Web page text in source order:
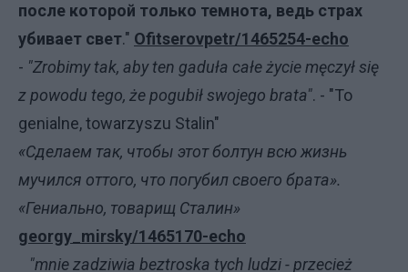
после которой только темнота, ведь страх
убивает свет." Ofitserovpetr/1465254-echo
- "Zrobimy tak, aby ten gaduła całe życie męczył się
z powodu tego, że pogubił swojego brata". - "To
genialne, towarzyszu Stalin"
«Сделаем так, чтобы этот болтун всю жизнь
мучился оттого, что погубил своего брата».
«Гениально, товарищ Сталин»
georgy_mirsky/1465170-echo
"mnie zadziwia beztroska tych ludzi - przecież